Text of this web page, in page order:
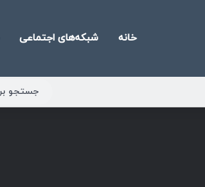
خانه شبکه‌های اجتماعی